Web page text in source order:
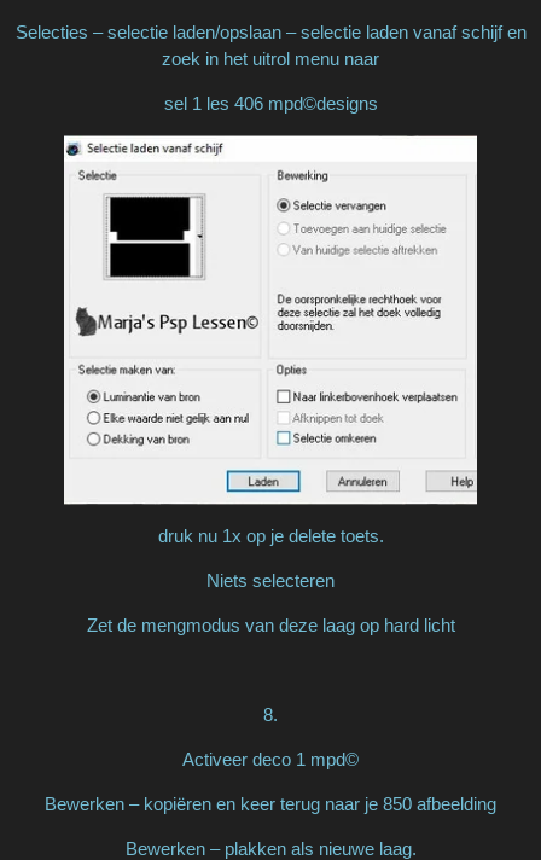
Selecties – selectie laden/opslaan – selectie laden vanaf schijf en
zoek in het uitrol menu naar
sel 1 les 406 mpd©designs
druk nu 1x op je delete toets.
Niets selecteren
Zet de mengmodus van deze laag op hard licht
8.
Activeer deco 1 mpd©
Bewerken – kopiëren en keer terug naar je 850 afbeelding
Bewerken – plakken als nieuwe laag.